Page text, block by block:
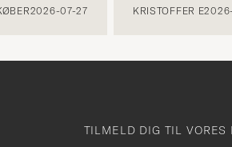
2026-07-27 KRISTOFFER E2026-
TILMELD DIG TIL VORES